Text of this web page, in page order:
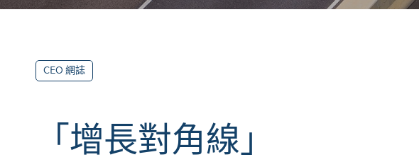
CEO 網誌
「增長對角線」